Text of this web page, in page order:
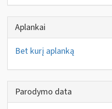
Aplankai
Bet kurį aplanką
Parodymo data